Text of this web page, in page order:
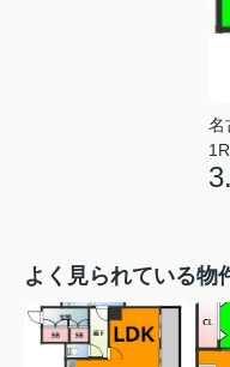
名
よく見られている物